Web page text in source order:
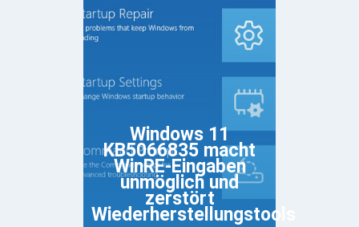
Windows 11
KB5066835 macht
WinRE-Eingaben
unmöglich und
zerstört
Wiederherstellungstools